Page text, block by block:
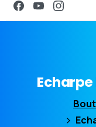
Echarpe